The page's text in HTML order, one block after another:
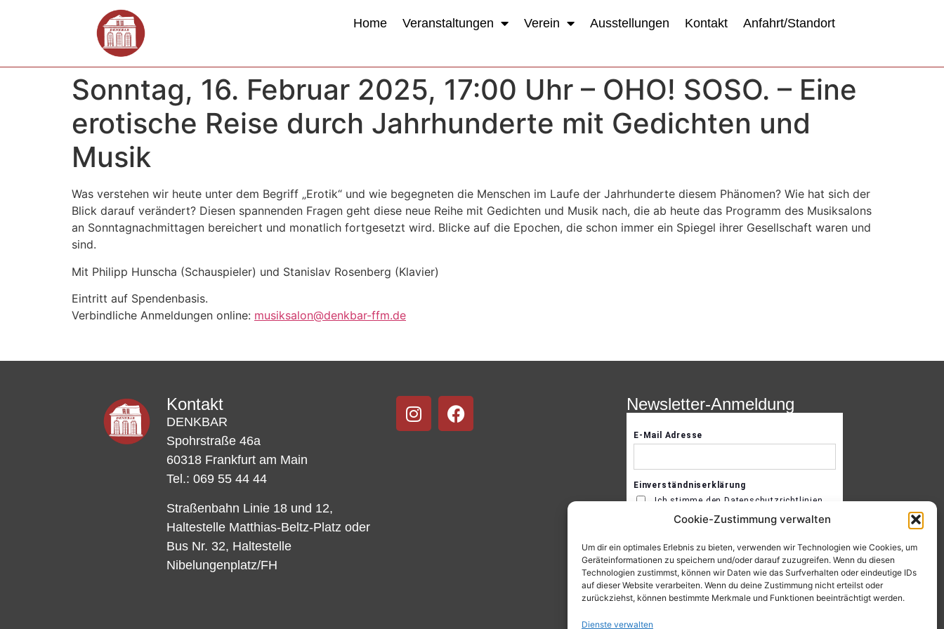
Cookie-Zustimmung verwalten
Um dir ein optimales Erlebnis zu bieten, verwenden wir Technologien wie Cookies, um
Geräteinformationen zu speichern und/oder darauf zuzugreifen. Wenn du diesen
Technologien zustimmst, können wir Daten wie das Surfverhalten oder eindeutige IDs
auf dieser Website verarbeiten. Wenn du deine Zustimmung nicht erteilst oder
zurückziehst, können bestimmte Merkmale und Funktionen beeinträchtigt werden.
Dienste verwalten
Home Veranstaltungen Verein Ausstellungen Kontakt Anfahrt/Standort
Sonntag, 16. Februar 2025, 17:00 Uhr – OHO! SOSO. – Eine
erotische Reise durch Jahrhunderte mit Gedichten und
Musik
Was verstehen wir heute unter dem Begriff „Erotik“ und wie begegneten die Menschen im Laufe der Jahrhunderte diesem Phänomen? Wie hat sich der
Blick darauf verändert? Diesen spannenden Fragen geht diese neue Reihe mit Gedichten und Musik nach, die ab heute das Programm des Musiksalons
an Sonntagnachmittagen bereichert und monatlich fortgesetzt wird. Blicke auf die Epochen, die schon immer ein Spiegel ihrer Gesellschaft waren und
sind.
Mit Philipp Hunscha (Schauspieler) und Stanislav Rosenberg (Klavier)
Eintritt auf Spendenbasis.
Verbindliche Anmeldungen online: musiksalon@denkbar-ffm.de
Kontakt
DENKBAR
Spohrstraße 46a
60318 Frankfurt am Main
Tel.: 069 55 44 44
Straßenbahn Linie 18 und 12,
Haltestelle Matthias-Beltz-Platz oder
Bus Nr. 32, Haltestelle
Nibelungenplatz/FH
Newsletter-Anmeldung